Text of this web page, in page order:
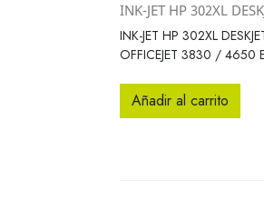

INK-JET HP 302XL
INK-JET HP 302XL
OFFICEJET 3830 / 4650
Añadir al carrito